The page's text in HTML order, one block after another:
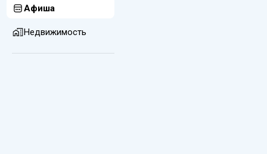
Афиша
Недвижимость